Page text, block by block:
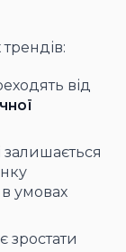
від
залишається
в умовах
зростати